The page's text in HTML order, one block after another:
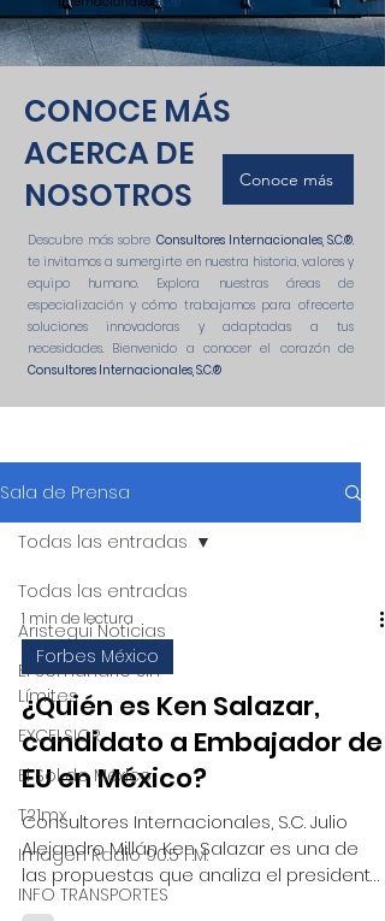
CONOCE MÁS
ACERCA DE
NOSOTROS
Conoce más
Descubre más sobre Consultores Internacionales, S.C.®,
te invitamos a sumergirte en nuestra historia, valores y
equipo humano. Explora nuestras áreas de
especialización y cómo trabajamos para ofrecerte
soluciones innovadoras y adaptadas a tus
necesidades. Bienvenido a conocer el corazón de
Consultores Internacionales, S.C.®
Sala de Prensa
Todas las entradas
Aristegui Noticias
El Semanario Sin
Límites
EXCELSIOR
El Sol de México
T21mx
Imagen Radio 90.5 F.M.
INFO TRANSPORTES
Todas las entradas
1 min de lectura
Forbes México
¿Quién es Ken Salazar,
candidato a Embajador de
EU en México?
Consultores Internacionales, S.C. Julio
Alejandro Millán Ken Salazar es una de
las propuestas que analiza el presidente
de EU, Joe...